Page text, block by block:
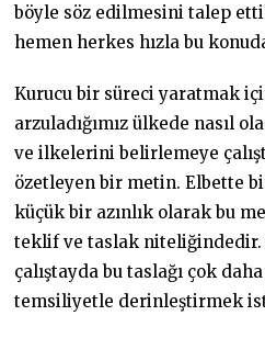
böyle söz edilmesini talep
hemen herkes hızla bu
Kurucu bir süreci yaratmak
arzuladığımız ülkede nasıl
ve ilkelerini belirlemeye
özetleyen bir metin. Elbette
küçük bir azınlık olarak bu
teklif ve taslak niteliğindedir.
çalıştayda bu taslağı çok
temsiliyetle derinleştirmek